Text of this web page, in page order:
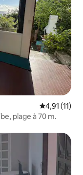
Évaluation
4,91 (11)
plage à 70 m.